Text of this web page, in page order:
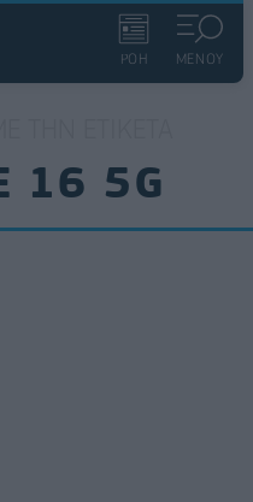
ΡΟΗ ΜΕΝΟΥ
16 5G